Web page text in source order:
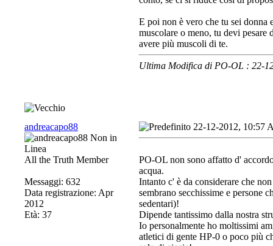
E poi non è vero che tu sei donna
muscolare o meno, tu devi
avere più muscoli di te.
Ultima Modifica di PO-OL : 22-
andreacapo88
All the Truth Member
Messaggi: 632
Data registrazione: Apr
2012
Età: 37
22-12-2012, 10:57
PO-OL non sono affatto d'
acqua.
Intanto c' è da considerare che
sembrano secchissime e persone
sedentari)!
Dipende tantissimo dalla nostra
Io personalmente ho moltissimi
atletici di gente HP-0 o poco più